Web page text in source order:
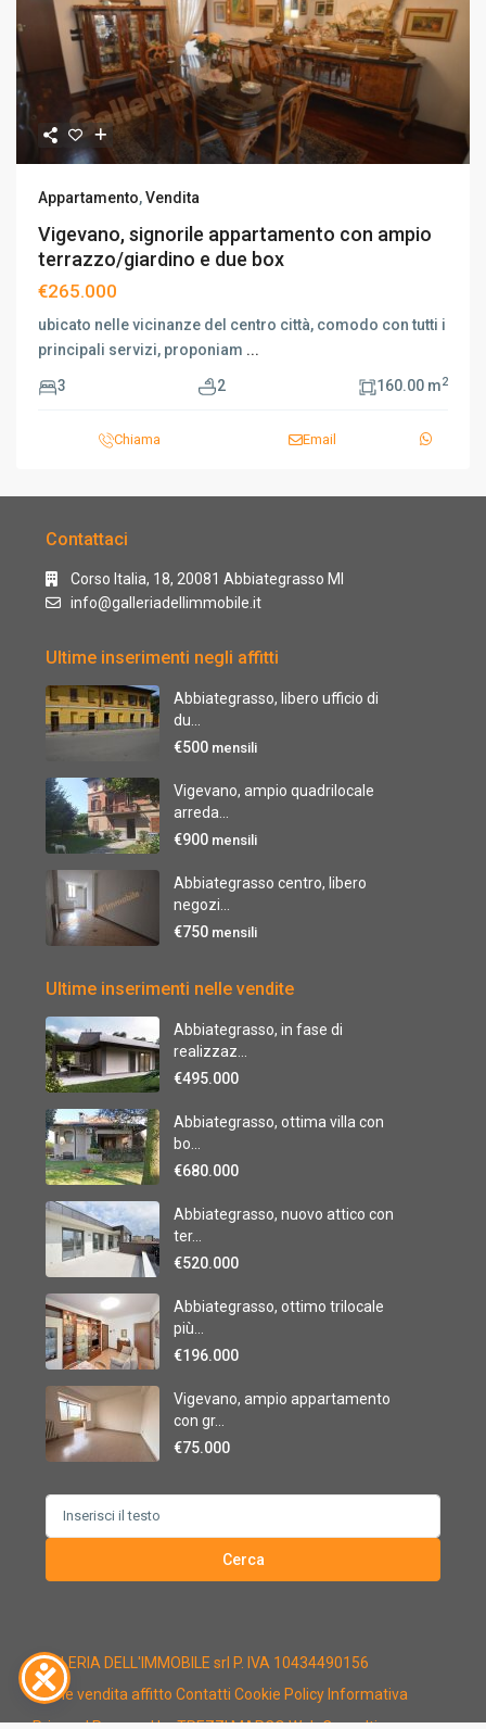
Appartamento,Vendita
Vigevano, signorile appartamento con ampio
terrazzo/giardino e due box
€265.000
ubicato nelle vicinanze del centro città, comodo con tutti i
principali servizi, proponiam ...
3 2 160.00 m2
Chiama Email
Contattaci
Corso Italia, 18, 20081 Abbiategrasso MI
info@galleriadellimmobile.it
Ultime inserimenti negli affitti
Abbiategrasso, libero ufficio di
du...
€500 mensili
Vigevano, ampio quadrilocale
arreda...
€900 mensili
Abbiategrasso centro, libero
negozi...
€750 mensili
Ultime inserimenti nelle vendite
Abbiategrasso, in fase di
realizzaz...
€495.000
Abbiategrasso, ottima villa con
bo...
€680.000
Abbiategrasso, nuovo attico con
ter...
€520.000
Abbiategrasso, ottimo trilocale
più...
€196.000
Vigevano, ampio appartamento
con gr...
€75.000
for:
Cerca
GALLERIA DELL'IMMOBILE srl P. IVA 10434490156
Home vendita affitto Contatti Cookie Policy Informativa